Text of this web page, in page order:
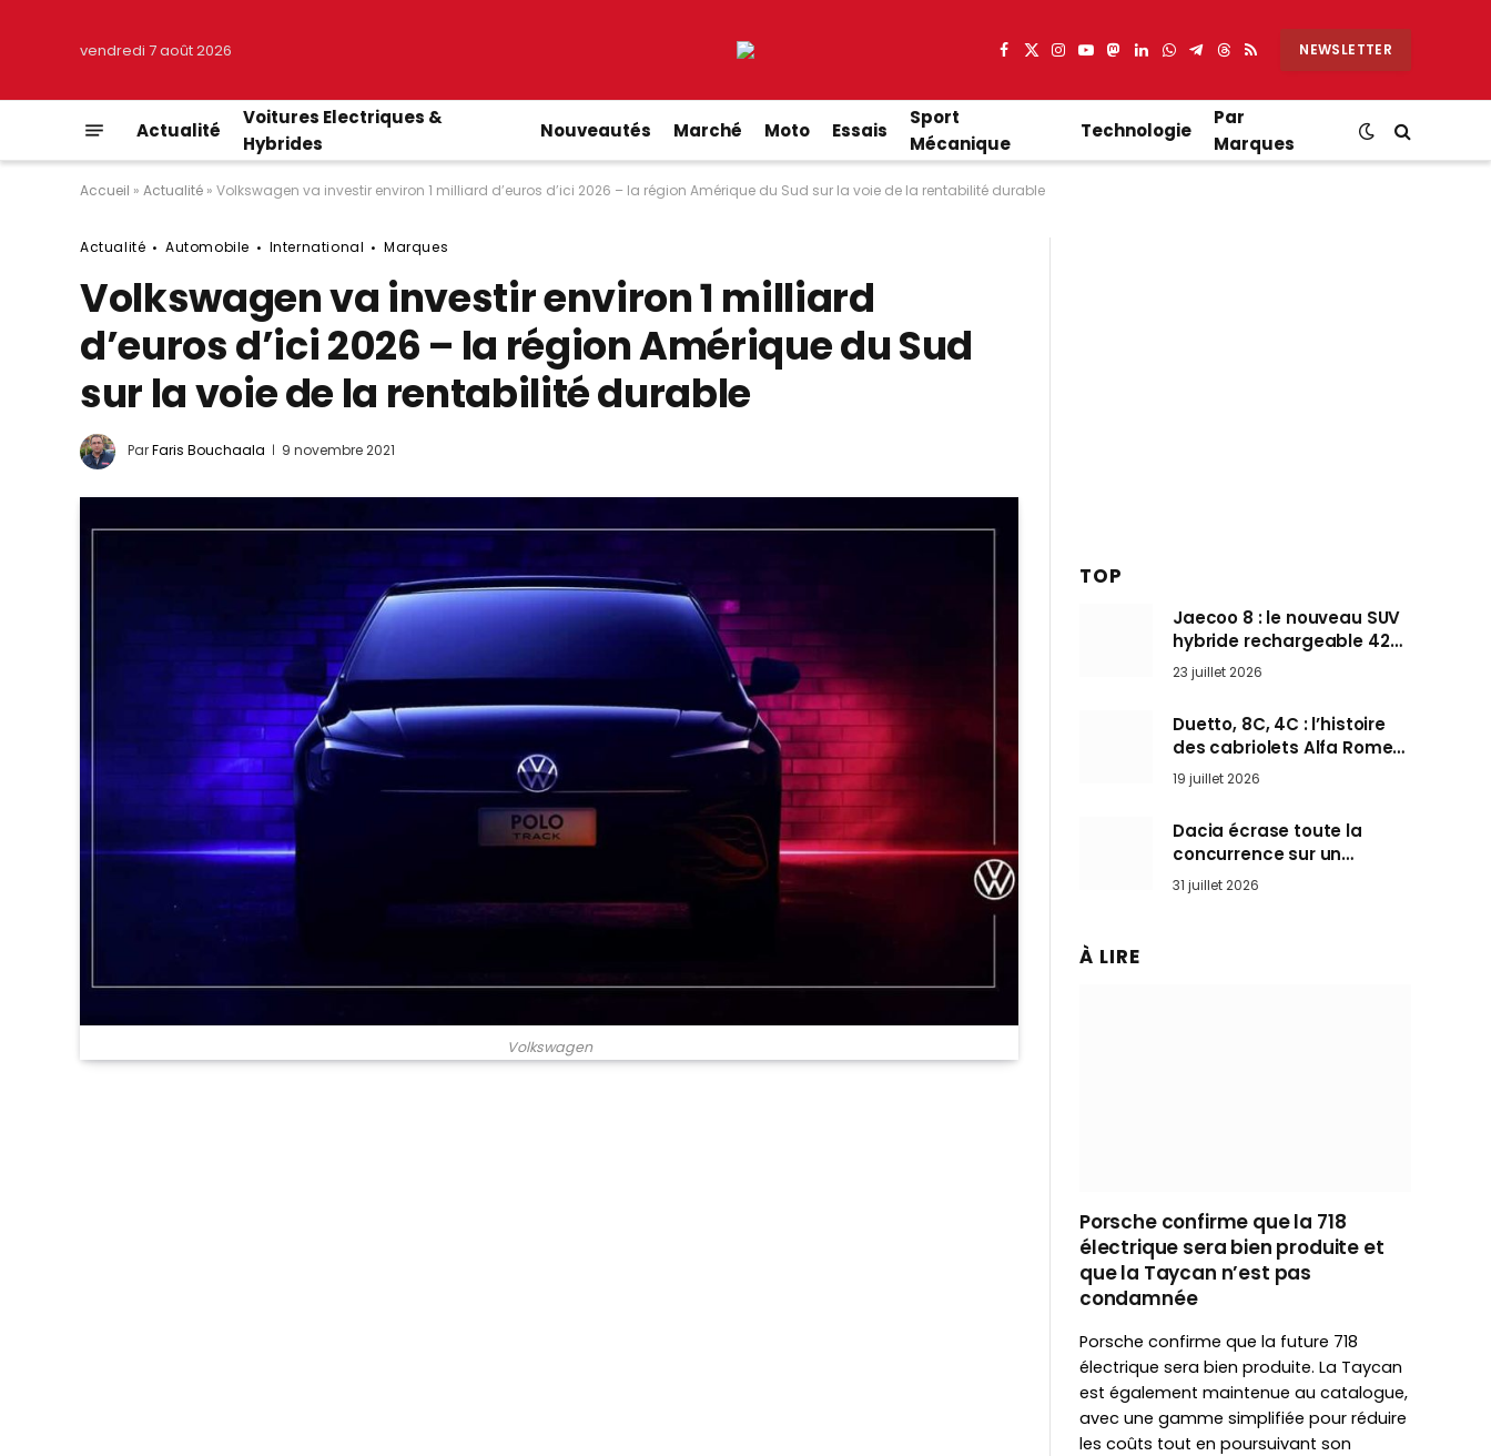
vendredi 7 août 2026 Facebook
X
Instagram
YouTube
Mastodon
LinkedIn
WhatsApp
Partager
Telegram
Threads
RSS NEWSLETTER
Actualité
Voitures Electriques &
Hybrides
Nouveautés Marché Moto Essais
Sport
Mécanique
Technologie
Par
Marques
Accueil » Actualité » Volkswagen va investir environ 1 milliard d’euros d’ici 2026 – la région Amérique du Sud sur la voie de la rentabilité durable
Actualité Automobile International Marques
Volkswagen va investir environ 1 milliard
d’euros d’ici 2026 – la région Amérique du Sud
sur la voie de la rentabilité durable
ParFaris Bouchaala 9 novembre 2021
Volkswagen
TOP
Jaecoo 8 : le nouveau SUV
hybride rechargeable 428
ch qui vise l’Audi Q7 arrive
en Europe cet automne
23 juillet 2026
Duetto, 8C, 4C : l’histoire
des cabriolets Alfa Romeo,
ces Spider qui ont défini
l’art de rouler cheveux au
vent
19 juillet 2026
Dacia écrase toute la
concurrence sur un
marché où personne ne
l’attendait
31 juillet 2026
À LIRE
Porsche confirme que la 718
électrique sera bien produite et
que la Taycan n’est pas
condamnée
Porsche confirme que la future 718
électrique sera bien produite. La Taycan
est également maintenue au catalogue,
avec une gamme simplifiée pour réduire
les coûts tout en poursuivant son